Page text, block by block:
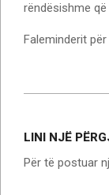
rëndësishme
Faleminderit
20
LINI NJË
Për të postuar